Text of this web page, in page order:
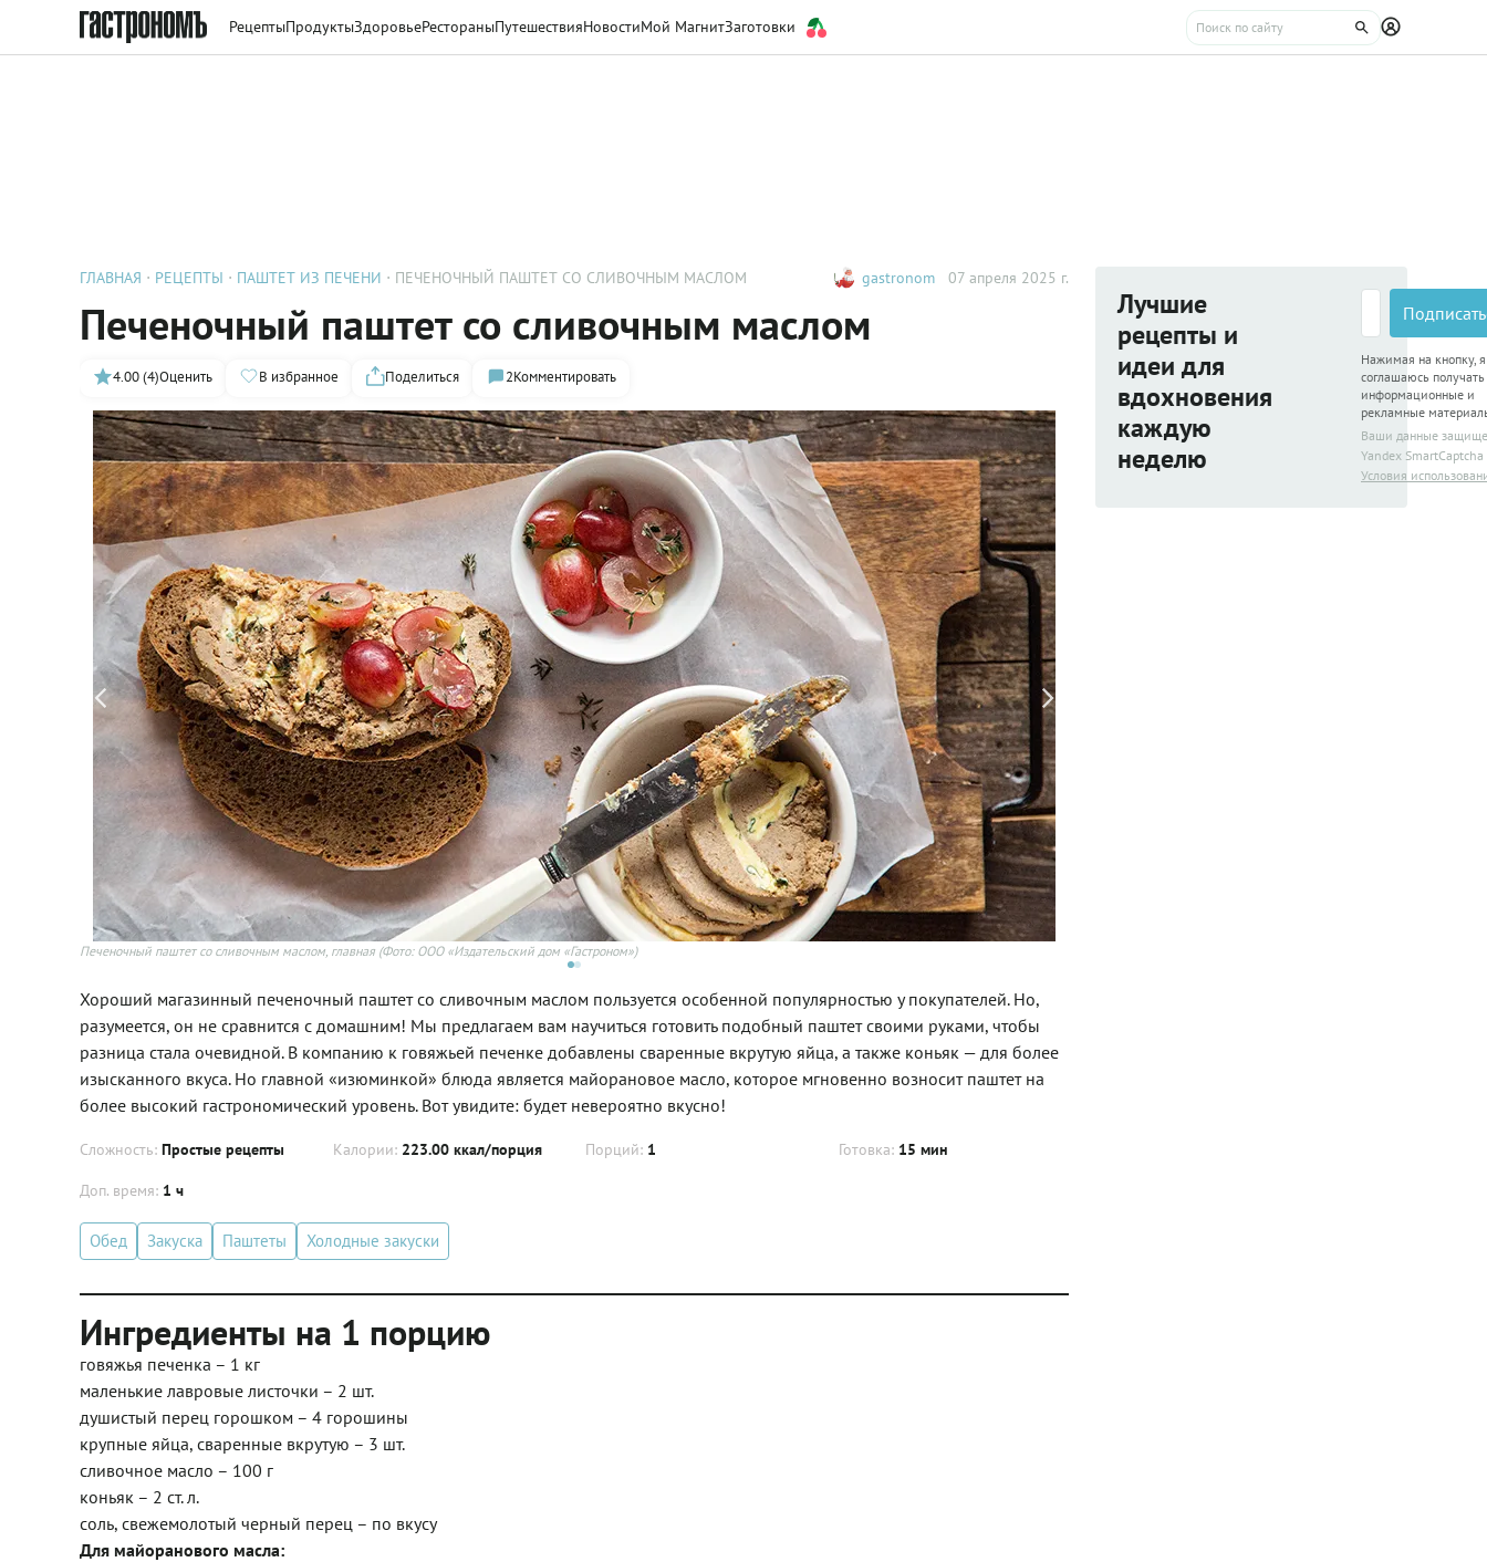
РецептыПродуктыЗдоровьеРестораныПутешествияНовостиМой МагнитЗаготовки
ГЛАВНАЯ РЕЦЕПТЫ ПАШТЕТ ИЗ ПЕЧЕНИ ПЕЧЕНОЧНЫЙ ПАШТЕТ СО СЛИВОЧНЫМ МАСЛОМ gastronom 07 апреля 2025 г.
Печеночный паштет со сливочным маслом
4.00 (4)Оценить В избранное Поделиться 2Комментировать
Печеночный паштет со сливочным маслом, главная (Фото: ООО «Издательский дом «Гастроном»)
Хороший магазинный печеночный паштет со сливочным маслом пользуется особенной популярностью у покупателей. Но,
разумеется, он не сравнится с домашним! Мы предлагаем вам научиться готовить подобный паштет своими руками, чтобы
разница стала очевидной. В компанию к говяжьей печенке добавлены сваренные вкрутую яйца, а также коньяк — для более
изысканного вкуса. Но главной «изюминкой» блюда является майорановое масло, которое мгновенно возносит паштет на
более высокий гастрономический уровень. Вот увидите: будет невероятно вкусно!
Сложность: Простые рецепты Калории: 223.00 ккал/порция Порций: 1 Готовка: 15 мин
Доп. время: 1 ч
Обед Закуска Паштеты Холодные закуски
Ингредиенты на 1 порцию
говяжья печенка – 1 кг
маленькие лавровые листочки – 2 шт.
душистый перец горошком – 4 горошины
крупные яйца, сваренные вкрутую – 3 шт.
сливочное масло – 100 г
коньяк – 2 ст. л.
соль, свежемолотый черный перец – по вкусу
Для майоранового масла:
Лучшие
рецепты и
идеи для
вдохновения
каждую
неделю
Нажимая на кнопку, я
соглашаюсь получать
информационные и
рекламные
Ваши данные
Yandex SmartCaptcha
Условия